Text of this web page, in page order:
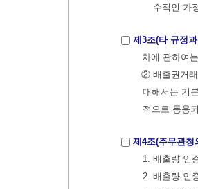
수적인 가
제3조(타 규정
차에 관하여
② 배출권거래
대해서는 기
적으로 통용
제4조(주무관청
1. 배출량 인
2. 배출량 인